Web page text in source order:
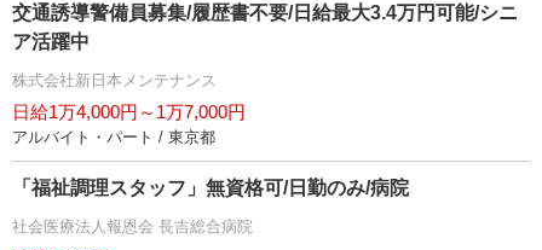
交通誘導警備員募集/履歴書不要/日給最大3.4万円可能/シニ
ア活躍中
株式会社新日本メンテナンス
日給1万4,000円～1万7,000円
アルバイト・パート / 東京都
「福祉調理スタッフ」無資格可/日勤のみ/病院
社会医療法人報恩会 長吉総合病院